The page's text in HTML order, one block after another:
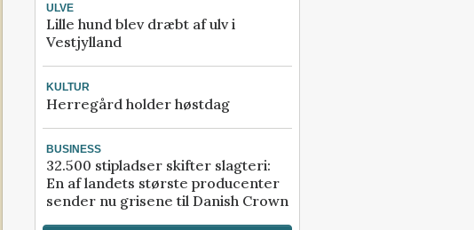
ULVE
Lille hund blev dræbt af ulv i
Vestjylland
KULTUR
Herregård holder høstdag
BUSINESS
32.500 stipladser skifter slagteri:
En af landets største producenter
sender nu grisene til Danish Crown